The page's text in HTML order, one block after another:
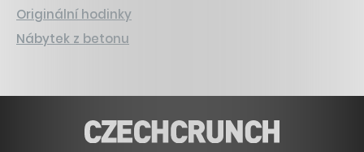
Originální hodinky
Nábytek z betonu